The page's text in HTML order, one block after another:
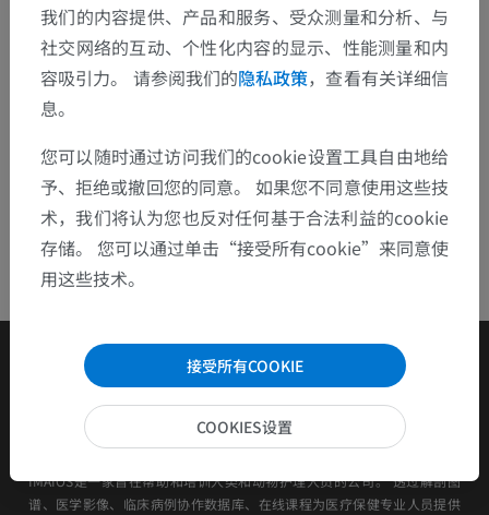
下载APP
IMAIOS是一家旨在帮助和培训人类和动物护理人员的公司。 透过解剖图
谱、医学影像、临床病例协作数据库、在线课程为医疗保健专业人员提供
我们的内容提供、产品和服务、受众测量和分析、与
社交网络的互动、个性化内容的显示、性能测量和内
容吸引力。 请参阅我们的隐私政策，查看有关详细信
息。
您可以随时通过访问我们的cookie设置工具自由地给
予、拒绝或撤回您的同意。 如果您不同意使用这些技
术，我们将认为您也反对任何基于合法利益的cookie
存储。 您可以通过单击“接受所有cookie”来同意使
用这些技术。
接受所有COOKIE
COOKIES设置